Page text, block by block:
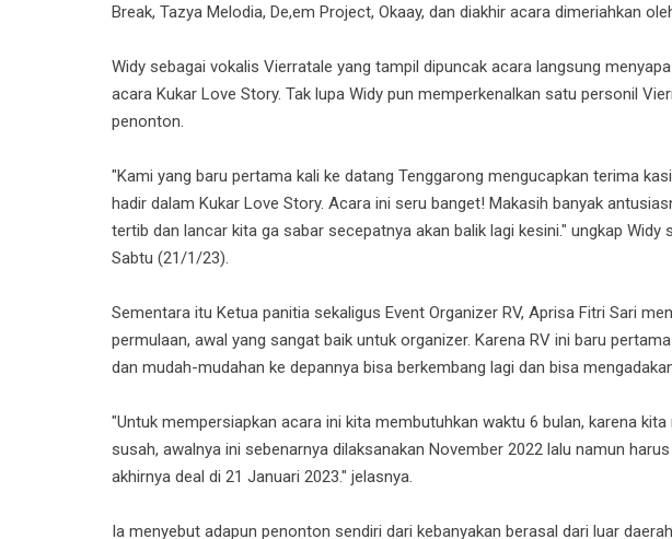
Break, Tazya Melodia, De,em Project, Okaay, dan diakhir acara dimeriahkan
Widy sebagai vokalis Vierratale yang tampil dipuncak acara langsung
acara Kukar Love Story. Tak lupa Widy pun memperkenalkan satu personil
penonton.
"Kami yang baru pertama kali ke datang Tenggarong mengucapkan terima
hadir dalam Kukar Love Story. Acara ini seru banget! Makasih banyak
tertib dan lancar kita ga sabar secepatnya akan balik lagi kesini." ungkap Widy
Sabtu (21/1/23).
Sementara itu Ketua panitia sekaligus Event Organizer RV, Aprisa Fitri Sari
permulaan, awal yang sangat baik untuk organizer. Karena RV ini baru
dan mudah-mudahan ke depannya bisa berkembang lagi dan bisa
"Untuk mempersiapkan acara ini kita membutuhkan waktu 6 bulan, karena
susah, awalnya ini sebenarnya dilaksanakan November 2022 lalu namun
akhirnya deal di 21 Januari 2023." jelasnya.
Ia menyebut adapun penonton sendiri dari kebanyakan berasal dari luar